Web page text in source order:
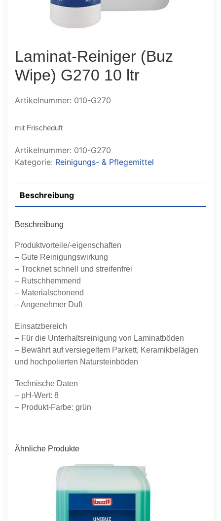
Laminat-Reiniger (Buz
Wipe) G270 10 ltr
Artikelnummer: 010-G270
mit Frischeduft
Artikelnummer: 010-G270
Kategorie: Reinigungs- & Pflegemittel
Beschreibung
Beschreibung
Produktvorteile/-eigenschaften
– Gute Reinigungswirkung
– Trocknet schnell und streifenfrei
– Rutschhemmend
– Materialschonend
– Angenehmer Duft
Einsatzbereich
– Für die Unterhaltsreinigung von Laminatböden
– Bewährt auf versiegeltem Parkett, Keramikbelägen
und hochpolierten Natursteinböden
Technische Daten
– pH-Wert: 8
– Produkt-Farbe: grün
Ähnliche Produkte